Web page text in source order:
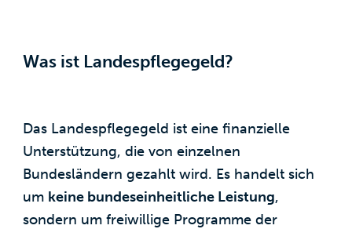
Was ist Landespflegegeld?
Das Landespflegegeld ist eine finanzielle
Unterstützung, die von einzelnen
Bundesländern gezahlt wird. Es handelt sich
um keine bundeseinheitliche Leistung,
sondern um freiwillige Programme der